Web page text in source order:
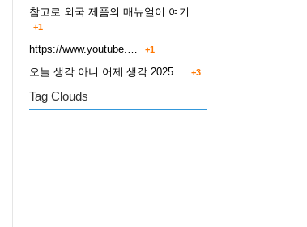
참고로 외국 제품의 매뉴얼이 여기…
+1
https://www.youtube.… +1
오늘 생각 아니 어제 생각 2025… +3
Tag Clouds